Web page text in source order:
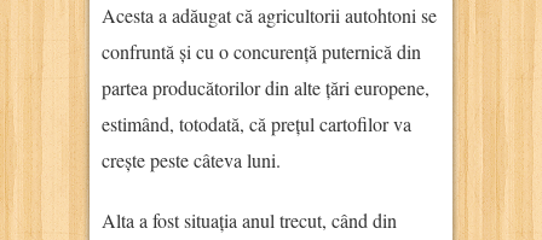
Acesta a adăugat că agricultorii autohtoni se
confruntă și cu o concurență puternică din
partea producătorilor din alte țări europene,
estimând, totodată, că prețul cartofilor va
crește peste câteva luni.
Alta a fost situația anul trecut, când din